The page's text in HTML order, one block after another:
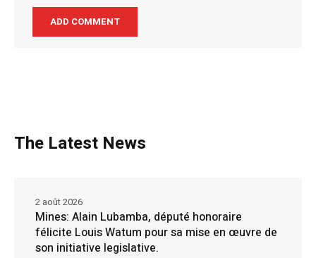
The Latest News
Mines: Alain Lubamba, député honoraire
félicite Louis Watum pour sa mise en œuvre de
son initiative legislative.
2 août 2026